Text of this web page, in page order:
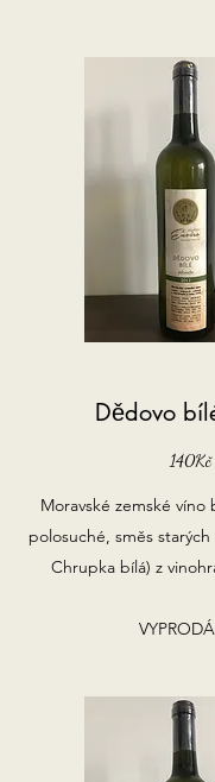
Dědovo
140Kč
Moravské zemské
polosuché, směs starých
Chrupka bílá) z